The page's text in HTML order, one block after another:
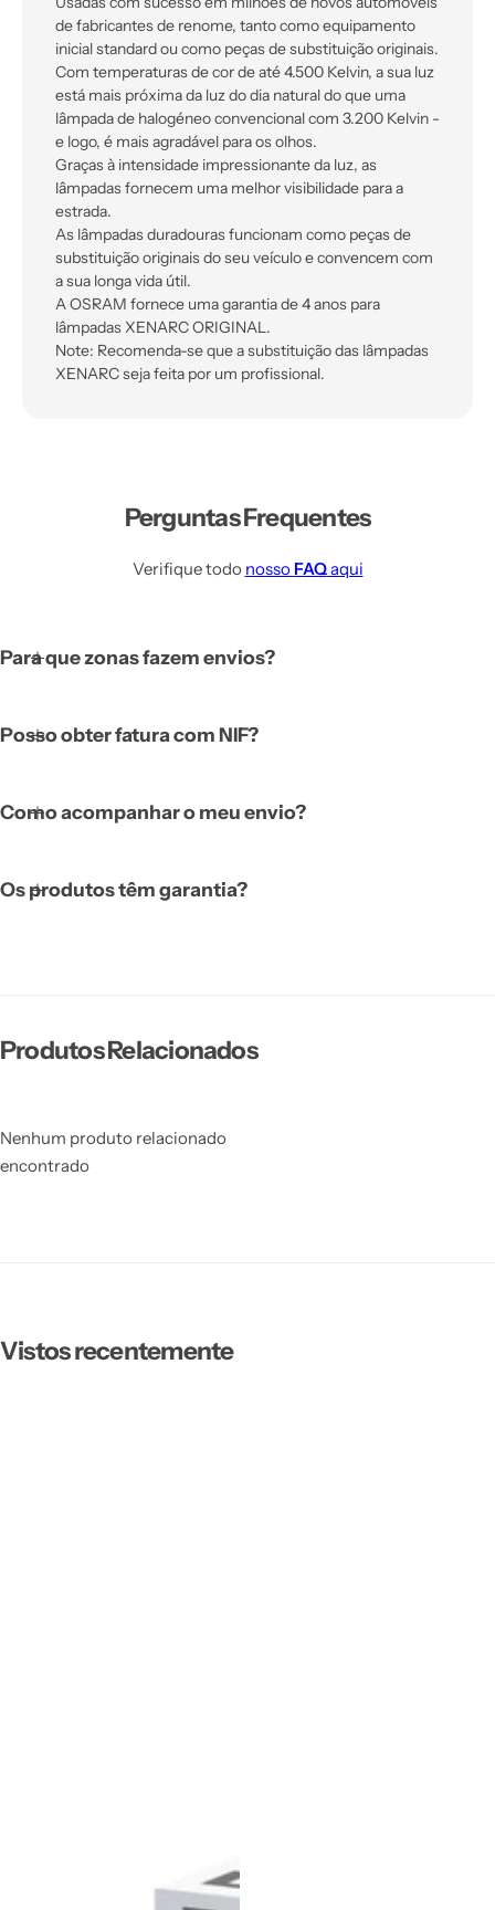
de fabricantes de renome, tanto como equipamento
inicial standard ou como peças de substituição originais.
Com temperaturas de cor de até 4.500 Kelvin, a sua luz
está mais próxima da luz do dia natural do que uma
lâmpada de halogéneo convencional com 3.200 Kelvin -
e logo, é mais agradável para os olhos.
Graças à intensidade impressionante da luz, as
lâmpadas fornecem uma melhor visibilidade para a
estrada.
As lâmpadas duradouras funcionam como peças de
substituição originais do seu veículo e convencem com
a sua longa vida útil.
A OSRAM fornece uma garantia de 4 anos para
lâmpadas XENARC ORIGINAL.
Note: Recomenda-se que a substituição das lâmpadas
XENARC seja feita por um profissional.
Perguntas Frequentes
Verifique todo nosso FAQaqui
Para que zonas fazem envios?
Posso obter fatura com NIF?
Como acompanhar o meu envio?
Os produtos têm garantia?
Produtos Relacionados
Nenhum produto relacionado
encontrado
Vistos recentemente